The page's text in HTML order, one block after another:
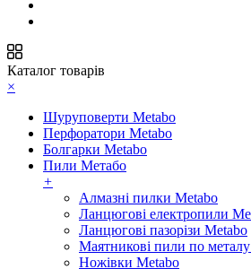
Каталог товарів
×
Шуруповерти Metabo
Перфоратори Metabo
Болгарки Metabo
Пили Метабо
+
Алмазні пилки Metabo
Ланцюгові електропили
Ланцюгові пазорізи Metabo
Маятникові пили по
Ножівки Metabo